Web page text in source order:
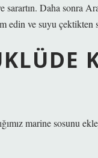
sarartın. Daha sonra
edin ve suyu çektikten
marine sosunu